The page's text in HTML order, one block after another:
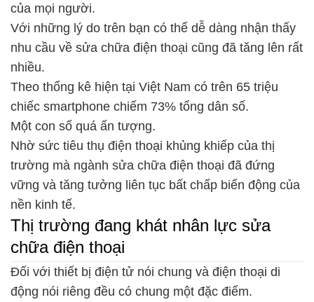
của mọi người.
Với những lý do trên bạn có thể dễ dàng nhận thấy
nhu cầu về sửa chữa điện thoại cũng đã tăng lên rất
nhiều.
Theo thống kê hiện tại Việt Nam có trên 65 triệu
chiếc smartphone chiếm 73% tổng dân số.
Một con số quá ấn tượng.
Nhờ sức tiêu thụ điện thoại khủng khiếp của thị
trường mà ngành sửa chữa điện thoại đã đứng
vững và tăng tưởng liên tục bất chấp biến động của
nền kinh tế.
Thị trường đang khát nhân lực sửa
chữa điện thoại
Đối với thiết bị điện tử nói chung và điện thoại di
động nói riêng đều có chung một đặc điểm.